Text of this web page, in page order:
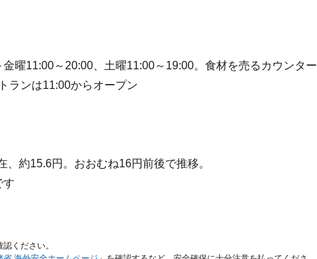
曜11:00～20:00、土曜11:00～19:00。食材を売るカウンター
ランは11:00からオープン
約15.6円。おおむね16円前後で推移。
す
ください。